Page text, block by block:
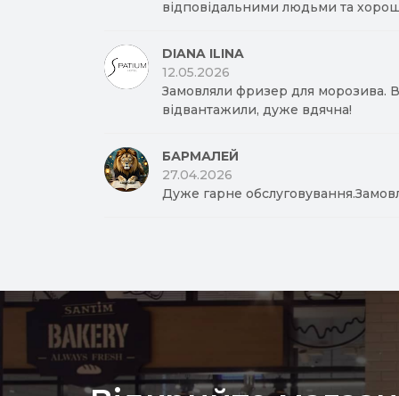
відповідальними людьми та
DIANA ILINA
12.05.2026
Замовляли фризер для морозива.
відвантажили, дуже вдячна!
БАРМАЛЕЙ
27.04.2026
Дуже гарне